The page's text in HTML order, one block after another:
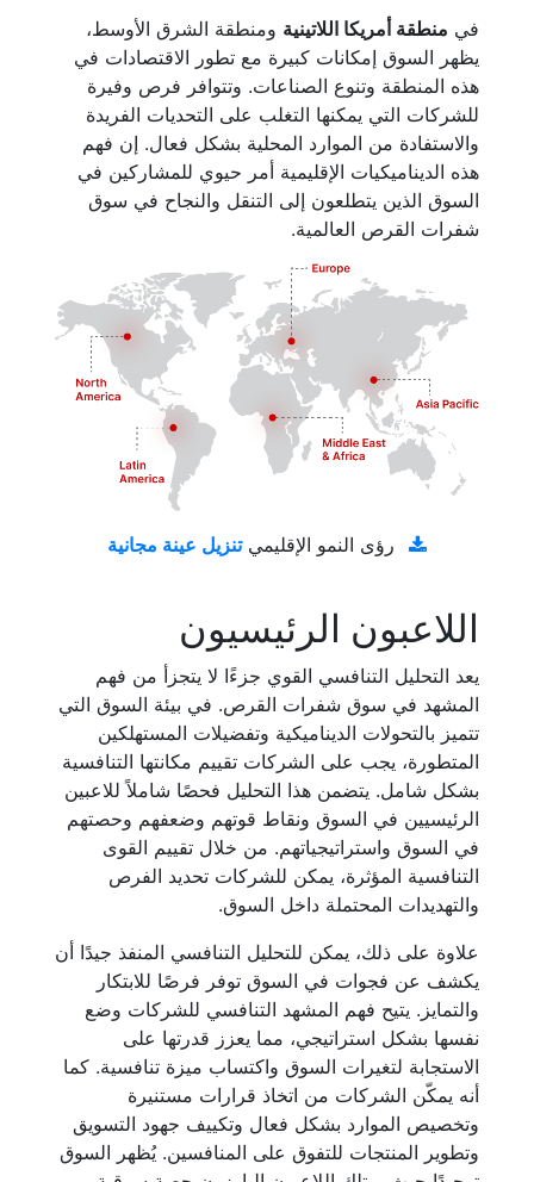
في منطقة أمريكا اللاتينية ومنطقة الشرق الأوسط،
يظهر السوق إمكانات كبيرة مع تطور الاقتصادات في
هذه المنطقة وتنوع الصناعات. وتتوافر فرص وفيرة
للشركات التي يمكنها التغلب على التحديات الفريدة
والاستفادة من الموارد المحلية بشكل فعال. إن فهم
هذه الديناميكيات الإقليمية أمر حيوي للمشاركين في
السوق الذين يتطلعون إلى التنقل والنجاح في سوق
شفرات القرص العالمية.
رؤى النمو الإقليمي
اللاعبون الرئيسيون
يعد التحليل التنافسي القوي جزءًا لا يتجزأ من فهم
المشهد في سوق شفرات القرص. في بيئة السوق التي
تتميز بالتحولات الديناميكية وتفضيلات المستهلكين
المتطورة، يجب على الشركات تقييم مكانتها التنافسية
بشكل شامل. يتضمن هذا التحليل فحصًا شاملاً للاعبين
الرئيسيين في السوق ونقاط قوتهم وضعفهم وحصتهم
في السوق واستراتيجياتهم. من خلال تقييم القوى
التنافسية المؤثرة، يمكن للشركات تحديد الفرص
والتهديدات المحتملة داخل السوق.
علاوة على ذلك، يمكن للتحليل التنافسي المنفذ جيدًا أن
يكشف عن فجوات في السوق توفر فرصًا للابتكار
والتمايز. يتيح فهم المشهد التنافسي للشركات وضع
نفسها بشكل استراتيجي، مما يعزز قدرتها على
الاستجابة لتغيرات السوق واكتساب ميزة تنافسية. كما
أنه يمكّن الشركات من اتخاذ قرارات مستنيرة
وتخصيص الموارد بشكل فعال وتكييف جهود التسويق
وتطوير المنتجات للتفوق على المنافسين. يُظهر السوق